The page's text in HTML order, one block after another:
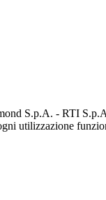
S.p.A. - RTI
utilizzazione